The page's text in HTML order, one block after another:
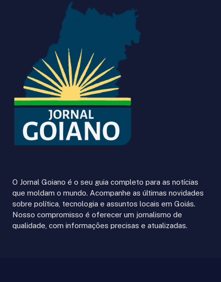
O Jornal Goiano é o seu guia completo para as notícias
que moldam o mundo. Acompanhe as últimas novidades
sobre política, tecnologia e assuntos locais em Goiás.
Nosso compromisso é oferecer um jornalismo de
qualidade, com informações precisas e atualizadas.